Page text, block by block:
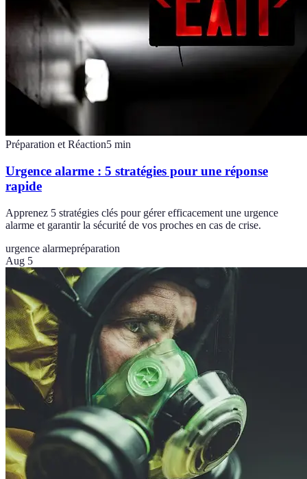
Préparation et Réaction5 min
Urgence alarme : 5 stratégies pour une réponse
rapide
Apprenez 5 stratégies clés pour gérer efficacement une urgence
alarme et garantir la sécurité de vos proches en cas de crise.
urgence alarmepréparation
Aug 5